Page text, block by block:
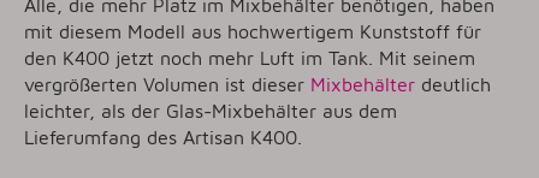
Alle, die mehr Platz im Mixbehälter benötigen, haben
mit diesem Modell aus hochwertigem Kunststoff für
den K400 jetzt noch mehr Luft im Tank. Mit seinem
vergrößerten Volumen ist dieser Mixbehälter deutlich
leichter, als der Glas-Mixbehälter aus dem
Lieferumfang des Artisan K400.